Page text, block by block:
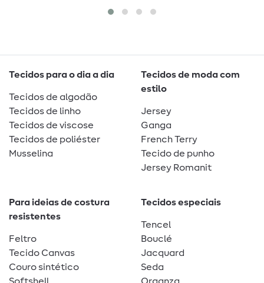
Tecidos para o dia a dia
Tecidos de algodão
Tecidos de linho
Tecidos de viscose
Tecidos de poliéster
Musselina
Tecidos de moda com
estilo
Jersey
Ganga
French Terry
Tecido de punho
Jersey Romanit
Para ideias de costura
resistentes
Feltro
Tecido Canvas
Couro sintético
Tecidos especiais
Tencel
Bouclé
Jacquard
Seda